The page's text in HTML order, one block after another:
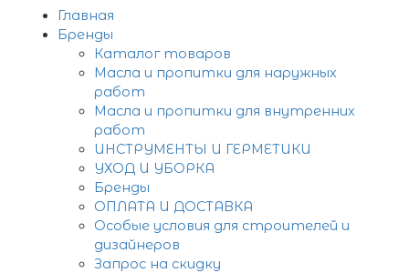
Главная
Бренды
Каталог товаров
Масла и пропитки для наружных
работ
Масла и пропитки для внутренних
работ
ИНСТРУМЕНТЫ И ГЕРМЕТИКИ
УХОД И УБОРКА
Бренды
ОПЛАТА И ДОСТАВКА
Особые условия для строителей и
дизайнеров
Запрос на скидку